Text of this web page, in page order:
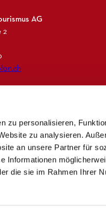
zu personalisieren,
zu analysieren.
an unsere Partner für
Informationen
die sie im Rahmen Ihrer
AG
2